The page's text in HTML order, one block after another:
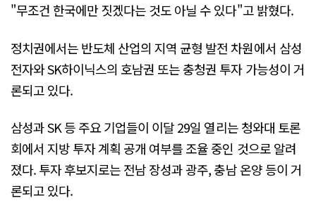
"무조건 한국에만 짓겠다는 것도 아닐 수 있다"고 밝혔다.
정치권에서는 반도체 산업의 지역 균형 발전 차원에서 삼성
전자와 SK하이닉스의 호남권 또는 충청권 투자 가능성이 거
론되고 있다.
삼성과 SK 등 주요 기업들이 이달 29일 열리는 청와대 토론
회에서 지방 투자 계획 공개 여부를 조율 중인 것으로 알려
졌다. 투자 후보지로는 전남 장성과 광주, 충남 온양 등이 거
론되고 있다.